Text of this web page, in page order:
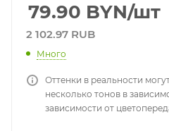
79.90 BYN/шт
2 102.97 RUB
Много
Оттенки в реальности
несколько тонов в
зависимости от